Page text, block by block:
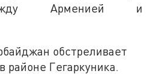
Арменией и
обстреливает
Гегаркуника.